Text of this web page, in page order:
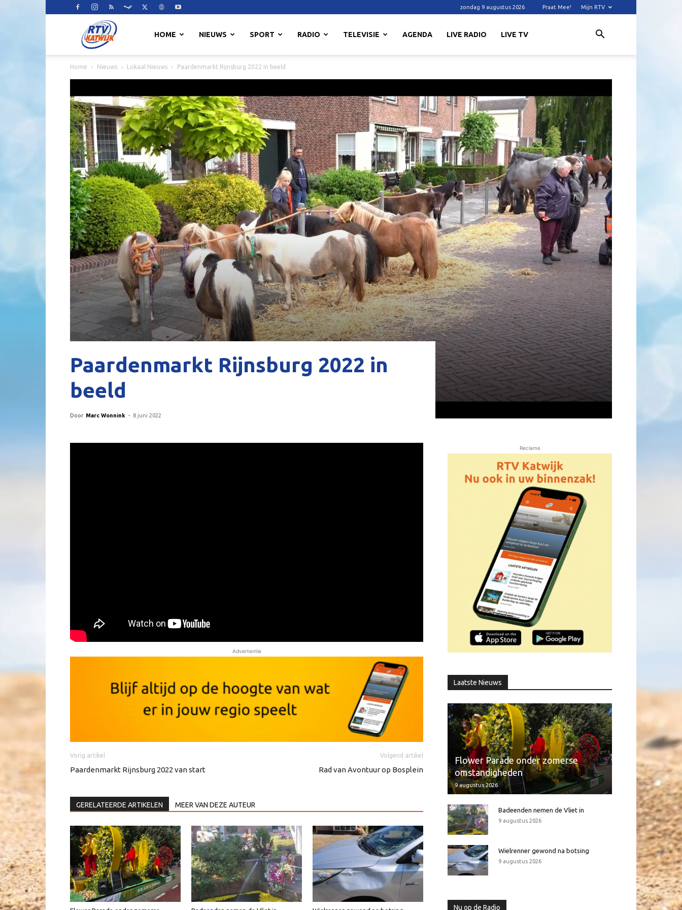
zondag 9 augustus 2026 Praat Mee! Mijn RTV
HOME NIEUWS SPORT RADIO TELEVISIE AGENDA LIVE RADIO LIVE TV
Home Nieuws Lokaal Nieuws Paardenmarkt Rijnsburg 2022 in beeld
Paardenmarkt Rijnsburg 2022 in
beeld
Door Marc Wonnink - 8 juni 2022
Advertentie
Vorig artikel
Paardenmarkt Rijnsburg 2022 van start
Volgend artikel
Rad van Avontuur op Bosplein
GERELATEERDE ARTIKELEN MEER VAN DEZE AUTEUR
Reclame
Laatste Nieuws
Flower Parade onder zomerse
omstandigheden
9 augustus 2026
Badeenden nemen de Vliet in
9 augustus 2026
Wielrenner gewond na botsing
9 augustus 2026
Nu op de Radio